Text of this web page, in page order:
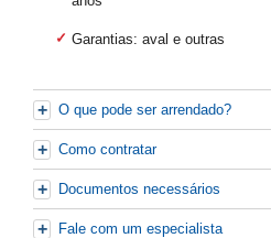
Garantias: aval e outras
O que pode ser arrendado?
Como contratar
Documentos necessários
Fale com um especialista